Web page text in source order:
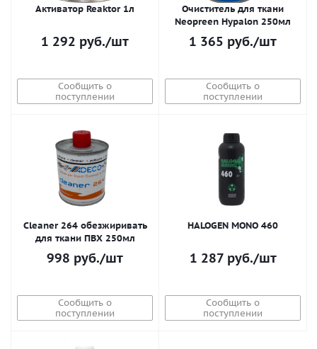
Активатор Reaktor 1л
1 292 руб./шт
Сообщить о
поступлении
Очиститель для ткани
Neopreen Hypalon 250мл
1 365 руб./шт
Сообщить о
поступлении
Cleaner 264 обезжиривать
для ткани ПВХ 250мл
998 руб./шт
Сообщить о
поступлении
HALOGEN MONO 460
1 287руб./шт
Сообщить о
поступлении